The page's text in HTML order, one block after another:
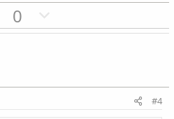
П
о
т
0
е
т
#4